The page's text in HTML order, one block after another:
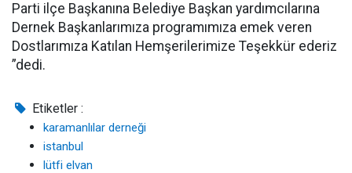
Parti ilçe Başkanına Belediye Başkan yardımcılarına
Dernek Başkanlarımıza programımıza emek veren
Dostlarımıza Katılan Hemşerilerimize Teşekkür ederiz
”dedi.
Etiketler :
karamanlılar derneği
istanbul
lütfi elvan